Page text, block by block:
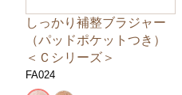
しっかり補整ブラジャー
（パッドポケットつき）
＜Ｃシリーズ＞
FA024